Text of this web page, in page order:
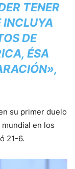
TENER
INCLUYA
DE
ÉSA
su primer duelo
en los
21-6.